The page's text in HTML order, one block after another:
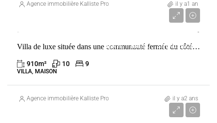
Agence immobilière Kalliste Properties il y a1 an
VENTE BRÉSIL SÍTIO D'ABADIAVilla de luxe située dans une communauté fermée du côté nord de la plage de Siriúba sur Ilha Bela.
910m² 10 9
VILLA, MAISON
Agence immobilière Kalliste Properties il y a2 ans